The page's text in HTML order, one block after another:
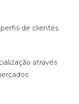
de clientes
através